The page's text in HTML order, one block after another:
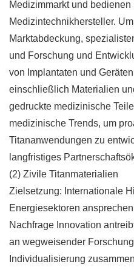
Medizimmarkt und
Medizintechnikhersteller.
Marktabdeckung,
und Forschung und
von Implantaten und
einschließlich Materialien
gedruckte medizinische
medizinische Trends, um
Titananwendungen zu
langfristiges
(2) Zivile Titanmaterialien
Zielsetzung: Internationale
Energiesektoren
Nachfrage Innovation
an wegweisender
Individualisierung